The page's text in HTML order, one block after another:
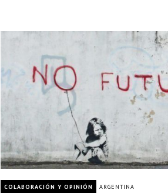
COLABORACIÓN Y OPINIÓN ARGENTINA